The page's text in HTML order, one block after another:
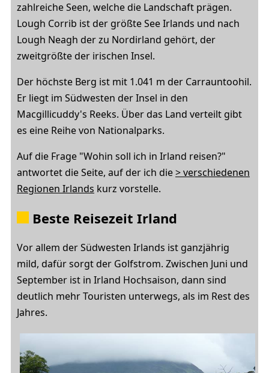
zahlreiche Seen, welche die Landschaft prägen.
Lough Corrib ist der größte See Irlands und nach
Lough Neagh der zu Nordirland gehört, der
zweitgrößte der irischen Insel.
Der höchste Berg ist mit 1.041 m der Carrauntoohil.
Er liegt im Südwesten der Insel in den
Macgillicuddy's Reeks. Über das Land verteilt gibt
es eine Reihe von Nationalparks.
Auf die Frage "Wohin soll ich in Irland reisen?"
antwortet die Seite, auf der ich die> verschiedenen
Regionen Irlands kurz vorstelle.
Beste Reisezeit Irland
Vor allem der Südwesten Irlands ist ganzjährig
mild, dafür sorgt der Golfstrom. Zwischen Juni und
September ist in Irland Hochsaison, dann sind
deutlich mehr Touristen unterwegs, als im Rest des
Jahres.